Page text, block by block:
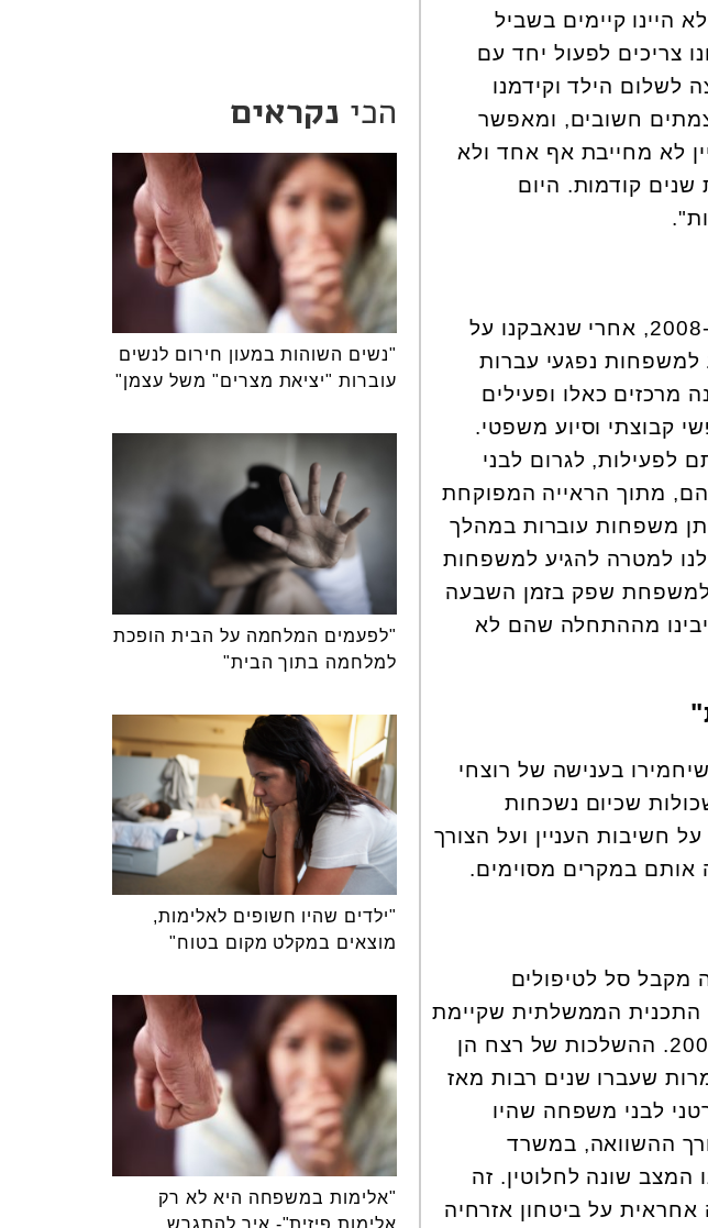
היינו קיימים בשביל
צריכים לפעול יחד עם
לשלום הילד וקידמנו
צמתים חשובים, ומאפשר
לא מחייבת אף אחד ולא
קודמות. היום
בתחילת הדרך הקמנו וגייסנו מנחים ומימנו הכל מכיסנו. ב-2008, אחרי שנאבקנו על
למשפחות נפגעי עברות
מרכזים כאלו ופעילים
קבוצתי וסיוע משפטי.
לפעילות, לגרום לבני
מתוך הראייה המפוקחת
משפחות עוברות במהלך
למטרה להגיע למשפחות
למשפחת שפק בזמן השבעה
מההתחלה שהם לא
בענישה של רוצחי
שכיום נשכחות
חשיבות העניין ועל הצורך
אותם במקרים מסוימים.
סל לטיפולים
התכנית הממשלתית שקיימת
חלה על משפחות שיקיריהן נרצחו רק החל מ-1 באוגוסט 2009. ההשלכות של רצח הן
שעברו שנים רבות מאז
לבני משפחה שהיו
ההשוואה, במשרד
המצב שונה לחלוטין. זה
על ביטחון אזרחיה
הכי נקראים
"נשים השוהות במעון חירום לנשים
עוברות "יציאת מצרים" משל עצמן"
"לפעמים המלחמה על הבית הופכת
למלחמה בתוך הבית"
"ילדים שהיו חשופים לאלימות,
מוצאים במקלט מקום בטוח"
"אלימות במשפחה היא לא רק
אלימות פיזית"- איך להתגרש